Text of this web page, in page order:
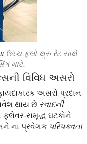
ઉચ્ચ ફ્લો-થ્રુ રેટ સાથે
માટે.
વિવિધ અસરો
અસરો પ્રદાન
થાય છે સ્વાદની
સમૃદ્ધ ઘટકોને
ના પ્રવેગક પરિપક્વતા